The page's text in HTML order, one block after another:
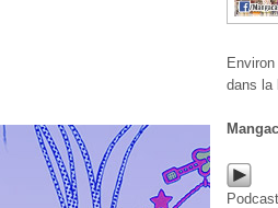
dans la